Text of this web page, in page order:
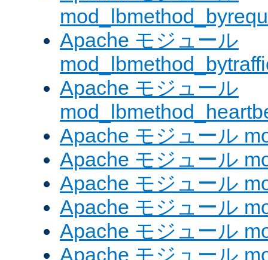
Apache モジュール
Apache モジュール
Apache モジュール
Apache モジュール
Apache モジュール
Apache モジュール
Apache モジュール
Apache モジュール